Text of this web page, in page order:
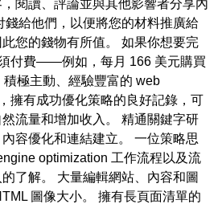
閱讀、評論並與其他影響者分享內
錢給他們，以便將您的材料推廣給
您的錢物有所值。 如果你想要完
須付費——例如，每月 166 美元購買
極主動、經驗豐富的 web
擁有成功優化策略的良好記錄，可
流量和增加收入。 精通關鍵字研
容優化和連結建立。 一位策略思
optimization 工作流程以及流
了解。 大量編輯網站、內容和圖
圖像大小。 擁有長頁面清單的